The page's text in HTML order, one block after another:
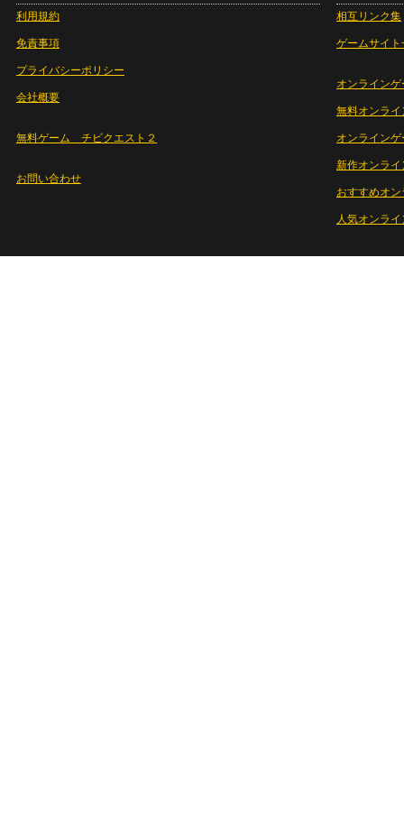
利用規約
免責事項
プライバシーポリシー
会社概要
無料ゲーム チビクエスト２
お問い合わせ
相互リンク集
ゲームサイト
オンラインゲ
無料オンライ
オンライン
新作オンライ
おすすめオ
人気オンラ